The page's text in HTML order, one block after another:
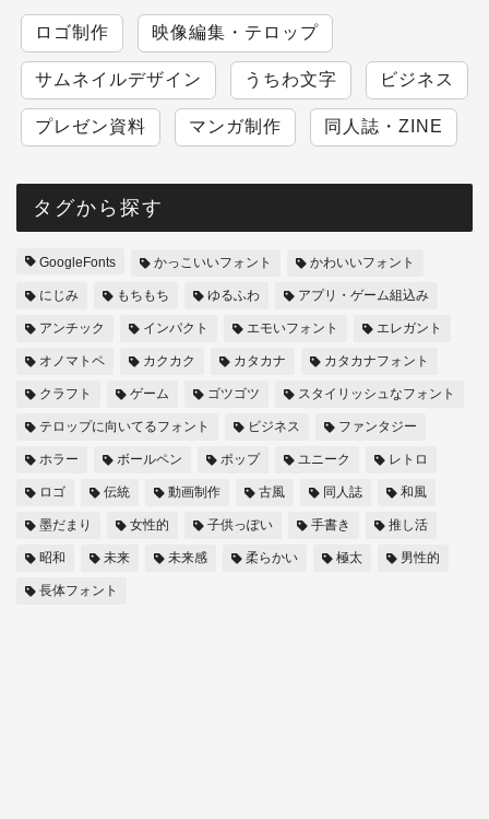
ロゴ制作 映像編集・テロップ
サムネイルデザイン うちわ文字 ビジネス
プレゼン資料 マンガ制作 同人誌・ZINE
タグから探す
GoogleFonts かっこいいフォント かわいいフォント
にじみ もちもち ゆるふわ アプリ・ゲーム組込み
アンチック インパクト エモいフォント エレガント
オノマトペ カクカク カタカナ カタカナフォント
クラフト ゲーム ゴツゴツ スタイリッシュなフォント
テロップに向いてるフォント ビジネス ファンタジー
ホラー ボールペン ポップ ユニーク レトロ
ロゴ 伝統 動画制作 古風 同人誌 和風
墨だまり 女性的 子供っぽい 手書き 推し活
昭和 未来 未来感 柔らかい 極太 男性的
長体フォント